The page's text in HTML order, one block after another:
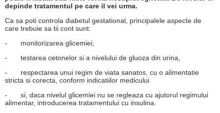
depinde tratamentul pe care il vei urma.
Ca sa poti controla diabetul gestational, principalele aspecte de
care trebuie sa tii cont sunt:
-
monitorizarea glicemiei,
-
testarea cetonelor si a nivelului de gluoza din urina,
-
respectarea unui regim de viata sanatos, cu o alimentatie
stricta si corecta, conform indicatiilor medicului
-
si, daca nivelul glicemiei nu se regleaza cu ajutorul regimului
alimentar, introducerea tratamentului cu insulina.